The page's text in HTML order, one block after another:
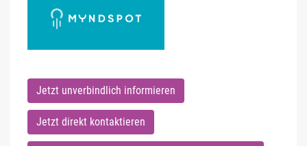
Jetzt unverbindlich informieren
Jetzt direkt kontaktieren